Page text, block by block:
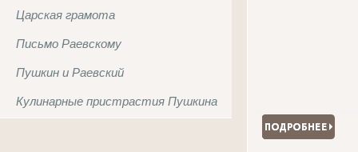
Царская грамота
Письмо Раевскому
Пушкин и Раевский
Кулинарные пристрастия Пушкина